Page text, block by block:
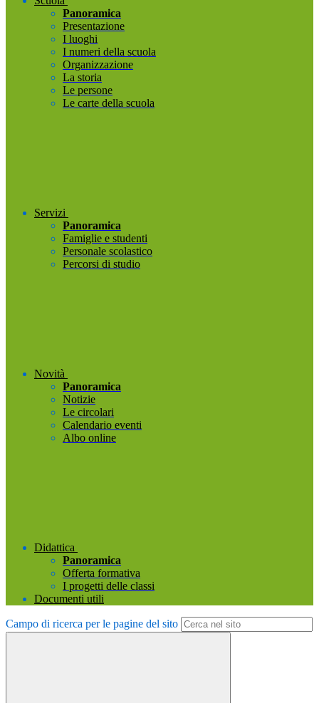
Panoramica
Presentazione
I luoghi
I numeri della scuola
Organizzazione
La storia
Le persone
Le carte della scuola
Servizi
Panoramica
Famiglie e studenti
Personale scolastico
Percorsi di studio
Novità
Panoramica
Notizie
Le circolari
Calendario eventi
Albo online
Didattica
Panoramica
Offerta formativa
I progetti delle classi
Documenti utili
Campo di ricerca per le pagine del sito